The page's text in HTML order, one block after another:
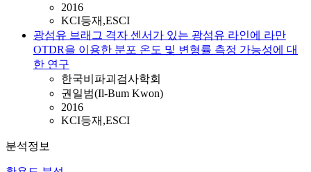
2016
KCI등재,ESCI
광섬유 브래그 격자 센서가 있는 광섬유 라인에 라만
OTDR을 이용한 분포 온도 및 변형률 측정 가능성에 대
한 연구
한국비파괴검사학회
권일범(Il-Bum Kwon)
2016
KCI등재,ESCI
분석정보